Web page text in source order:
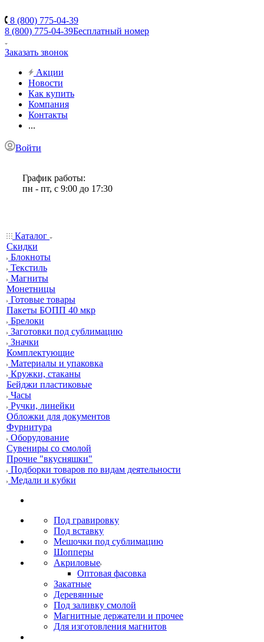
8 (800) 775-04-39
8 (800) 775-04-39Бесплатный номер
Заказать звонок
Акции
Новости
Как купить
Компания
Контакты
...
Войти
График работы:
пн - пт, с 9:00 до 17:30
Каталог
Скидки
Блокноты
Текстиль
Магниты
Монетницы
Готовые товары
Пакеты БОПП 40 мкр
Брелоки
Заготовки под сублимацию
Значки
Комплектующие
Материалы и упаковка
Кружки, стаканы
Бейджи пластиковые
Часы
Ручки, линейки
Обложки для документов
Фурнитура
Оборудование
Сувениры со смолой
Прочие "вкусняшки"
Подборки товаров по видам деятельности
Медали и кубки
Под гравировку
Под вставку
Мешочки под сублимацию
Шопперы
Акриловые
Оптовая фасовка
Закатные
Деревянные
Под заливку смолой
Магнитные держатели и прочее
Для изготовления магнитов